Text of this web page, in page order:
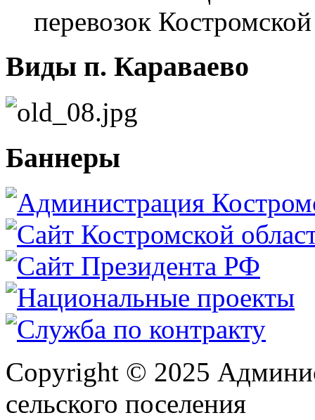
перевозок
Виды п. Караваево
Баннеры
Copyright © 2025
сельского поселения